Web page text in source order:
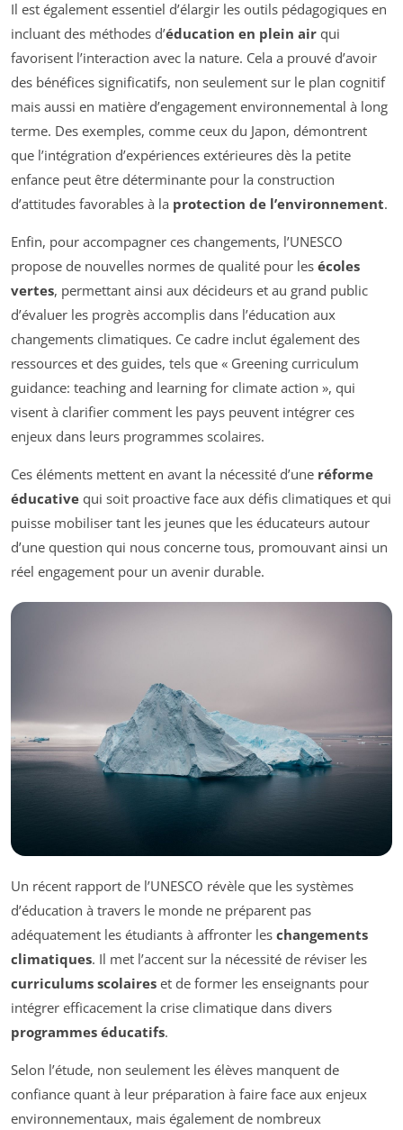
Il est également essentiel d’élargir les outils pédagogiques en
incluant des méthodes d’éducation en plein air qui
favorisent l’interaction avec la nature. Cela a prouvé d’avoir
des bénéfices significatifs, non seulement sur le plan cognitif
mais aussi en matière d’engagement environnemental à long
terme. Des exemples, comme ceux du Japon, démontrent
que l’intégration d’expériences extérieures dès la petite
enfance peut être déterminante pour la construction
d’attitudes favorables à la protection de l’environnement.
Enfin, pour accompagner ces changements, l’UNESCO
propose de nouvelles normes de qualité pour les écoles
vertes, permettant ainsi aux décideurs et au grand public
d’évaluer les progrès accomplis dans l’éducation aux
changements climatiques. Ce cadre inclut également des
ressources et des guides, tels que « Greening curriculum
guidance: teaching and learning for climate action », qui
visent à clarifier comment les pays peuvent intégrer ces
enjeux dans leurs programmes scolaires.
Ces éléments mettent en avant la nécessité d’une réforme
éducative qui soit proactive face aux défis climatiques et qui
puisse mobiliser tant les jeunes que les éducateurs autour
d’une question qui nous concerne tous, promouvant ainsi un
réel engagement pour un avenir durable.
Un récent rapport de l’UNESCO révèle que les systèmes
d’éducation à travers le monde ne préparent pas
adéquatement les étudiants à affronter les changements
climatiques. Il met l’accent sur la nécessité de réviser les
curriculums scolaires et de former les enseignants pour
intégrer efficacement la crise climatique dans divers
programmes éducatifs.
Selon l’étude, non seulement les élèves manquent de
confiance quant à leur préparation à faire face aux enjeux
environnementaux, mais également de nombreux